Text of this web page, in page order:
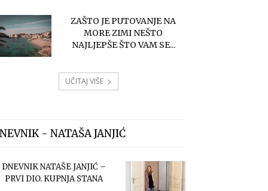
ZAŠTO JE PUTOVANJE NA
MORE ZIMI NEŠTO
NAJLJEPŠE ŠTO VAM SE...
UČITAJ VIŠE
- NATAŠA JANJIĆ
DNEVNIK NATAŠE JANJIĆ –
PRVI DIO. KUPNJA STANA